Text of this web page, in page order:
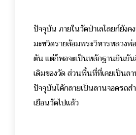
ปัจจุบัน ภายในวัดป่าเลไลยก์ยัง
มะขวิดรายล้อมพระวิหารหลวงพ่
ต้น แต่ก็พอจะเป็นหลักฐานยืนยั
เดิมของวัด ส่วนพื้นที่ที่เคยเป็นล
ปัจจุบันได้กลายเป็นลานจอดรถ
เยือนวัดไปแล้ว